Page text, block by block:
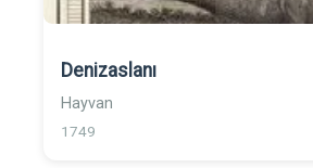
Denizaslanı
Hayvan
1749